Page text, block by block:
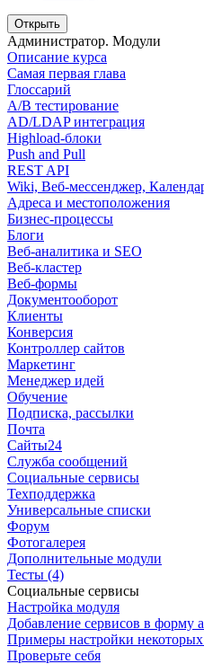
Открыть
Администратор. Модули
Описание курса
Самая первая глава
Глоссарий
A/B тестирование
AD/LDAP интеграция
Highload-блоки
Push and Pull
REST API
Wiki, Веб-мессенджер,
Адреса и местоположения
Бизнес-процессы
Блоги
Веб-аналитика и SEO
Веб-кластер
Веб-формы
Документооборот
Клиенты
Конверсия
Контроллер сайтов
Маркетинг
Менеджер идей
Обучение
Подписка, рассылки
Почта
Сайты24
Служба сообщений
Социальные сервисы
Техподдержка
Универсальные списки
Форум
Фотогалерея
Дополнительные модули
Тесты (4)
Социальные сервисы
Настройка модуля
Добавление сервисов в форму
Примеры настройки некоторых
Проверьте себя